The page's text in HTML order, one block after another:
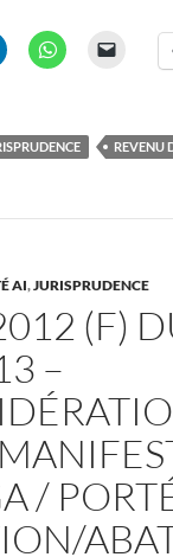
REVENU
AI,JURISPRUDENCE
(F)
–
/